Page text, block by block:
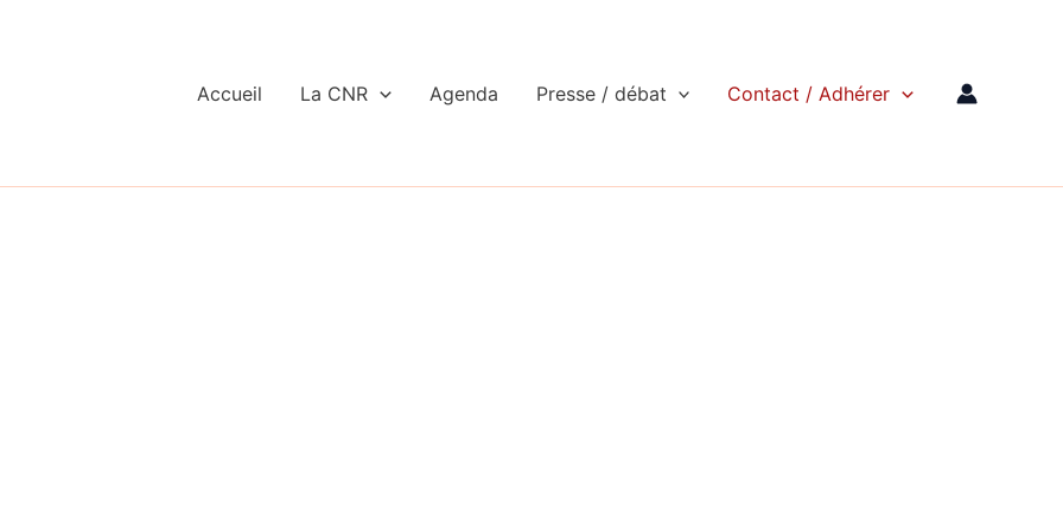
Accueil La CNR Agenda Presse / débat Contact / Adhérer